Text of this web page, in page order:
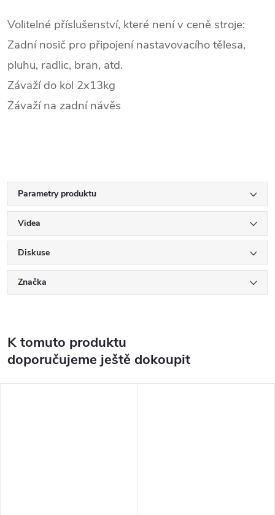
Volitelné příslušenství, které není v ceně stroje:
Zadní nosič pro připojení nastavovacího tělesa,
pluhu, radlic, bran, atd.
Závaží do kol 2x13kg
Závaží na zadní návěs
Parametry produktu
Videa
Diskuse
Značka
K tomuto produktu
doporučujeme ještě dokoupit